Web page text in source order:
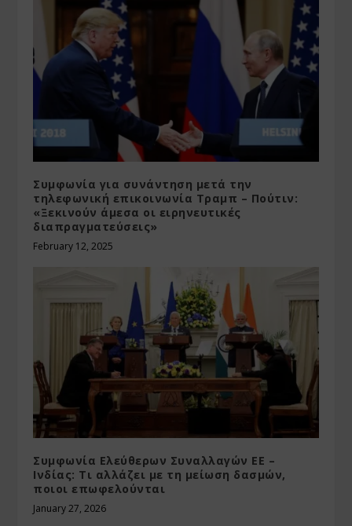
Συμφωνία για συνάντηση μετά την
τηλεφωνική επικοινωνία Τραμπ – Πούτιν:
«Ξεκινούν άμεσα οι ειρηνευτικές
διαπραγματεύσεις»
February 12, 2025
Συμφωνία Ελεύθερων Συναλλαγών ΕΕ –
Ινδίας: Τι αλλάζει με τη μείωση δασμών,
ποιοι επωφελούνται
January 27, 2026